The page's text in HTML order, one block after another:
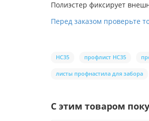
Полиэстер фиксирует
Перед заказом проверьте
НС35 профлист НС35
листы профнастила для забора
С этим товаром